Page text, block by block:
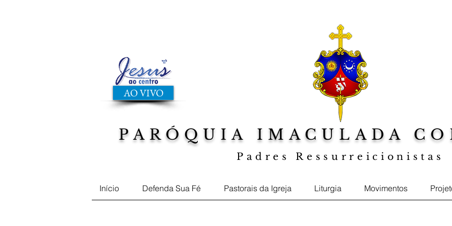
AO VIVO
PARÓQUIA IMACULADA
Padres Ressurreicionistas
Musicas, Filmes, Defenda sua Fé, Web TV Jesus ao Centro,
Início Defenda Sua Fé Pastorais da Igreja Liturgia Movimentos